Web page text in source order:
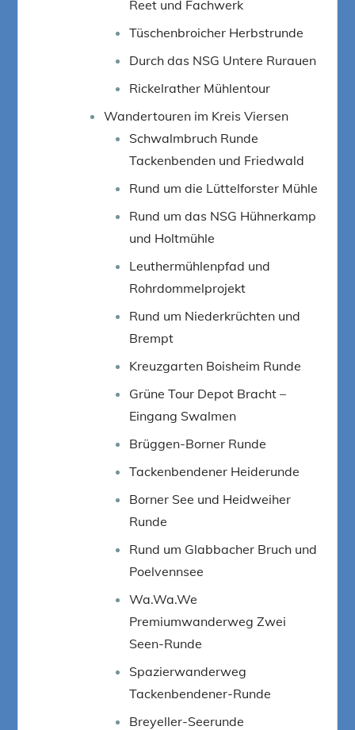
Reet und Fachwerk
Tüschenbroicher Herbstrunde
Durch das NSG Untere Rurauen
Rickelrather Mühlentour
Wandertouren im Kreis Viersen
Schwalmbruch Runde
Tackenbenden und Friedwald
Rund um die Lüttelforster Mühle
Rund um das NSG Hühnerkamp
und Holtmühle
Leuthermühlenpfad und
Rohrdommelprojekt
Rund um Niederkrüchten und
Brempt
Kreuzgarten Boisheim Runde
Grüne Tour Depot Bracht –
Eingang Swalmen
Brüggen-Borner Runde
Tackenbendener Heiderunde
Borner See und Heidweiher
Runde
Rund um Glabbacher Bruch und
Poelvennsee
Wa.Wa.We
Premiumwanderweg Zwei
Seen-Runde
Spazierwanderweg
Tackenbendener-Runde
Breyeller-Seerunde